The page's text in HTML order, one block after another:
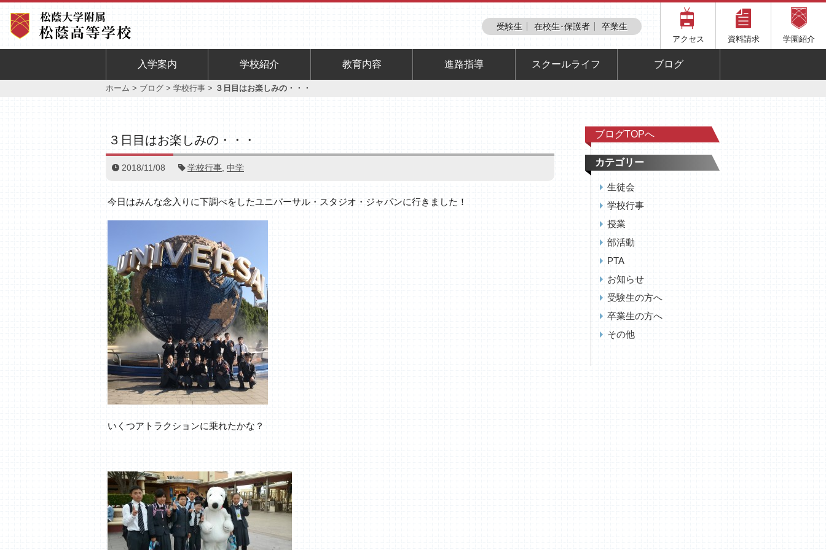
受験生 在校生･保護者 卒業生
アクセス 資料請求 学園紹介
入学案内 学校紹介 教育内容 進路指導 スクールライフ ブログ
ホーム > ブログ > 学校行事 > ３日目はお楽しみの・・・
３日目はお楽しみの・・・
2018/11/08 学校行事 中学
今日はみんな念入りに下調べをしたユニバーサル・スタジオ・ジャパンに行きました！
いくつアトラクションに乗れたかな？
ブログTOPへ
カテゴリー
生徒会
学校行事
授業
部活動
PTA
お知らせ
受験生の方へ
卒業生の方へ
その他